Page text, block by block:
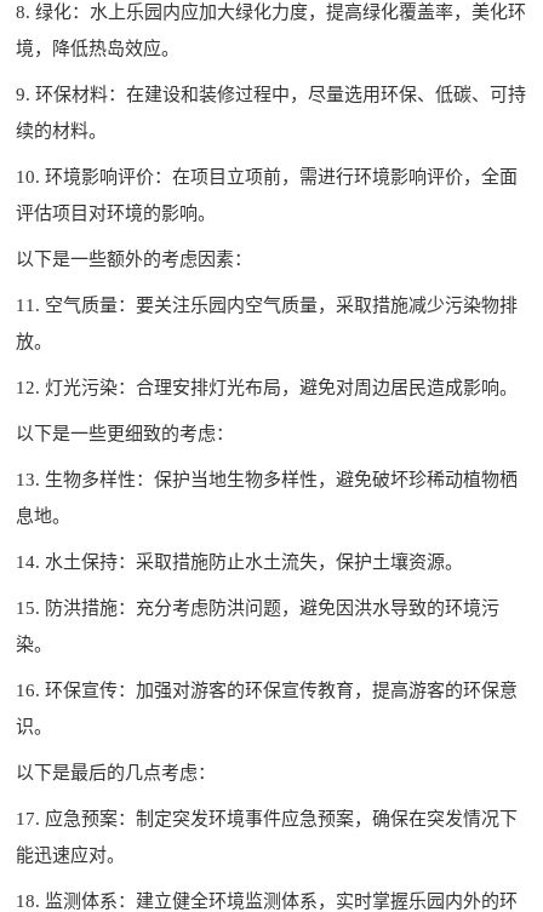
8. 绿化：水上乐园内应加大绿化力度，提高绿化覆盖率，美化环
境，降低热岛效应。
9. 环保材料：在建设和装修过程中，尽量选用环保、低碳、可持
续的材料。
10. 环境影响评价：在项目立项前，需进行环境影响评价，全面
评估项目对环境的影响。
以下是一些额外的考虑因素：
11. 空气质量：要关注乐园内空气质量，采取措施减少污染物排
放。
12. 灯光污染：合理安排灯光布局，避免对周边居民造成影响。
以下是一些更细致的考虑：
13. 生物多样性：保护当地生物多样性，避免破坏珍稀动植物栖
息地。
14. 水土保持：采取措施防止水土流失，保护土壤资源。
15. 防洪措施：充分考虑防洪问题，避免因洪水导致的环境污
染。
16. 环保宣传：加强对游客的环保宣传教育，提高游客的环保意
识。
以下是最后的几点考虑：
17. 应急预案：制定突发环境事件应急预案，确保在突发情况下
能迅速应对。
18. 监测体系：建立健全环境监测体系，实时掌握乐园内外的环